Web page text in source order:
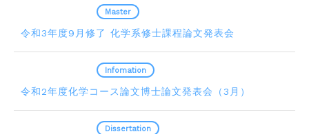
令和3年度9月修了 化学系修士課程論文発表会
Master
令和2年度化学コース論文博士論文発表会（3月）
Infomation
Dissertation